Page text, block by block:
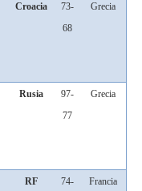
Croacia
73-
68
Grecia
Rusia
97-
77
Grecia
RF
74-
Francia